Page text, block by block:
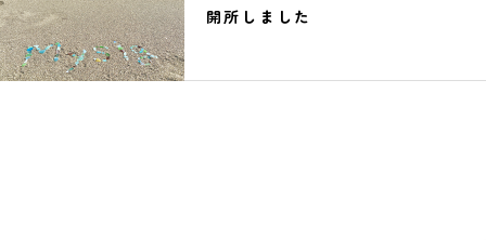
開所しました